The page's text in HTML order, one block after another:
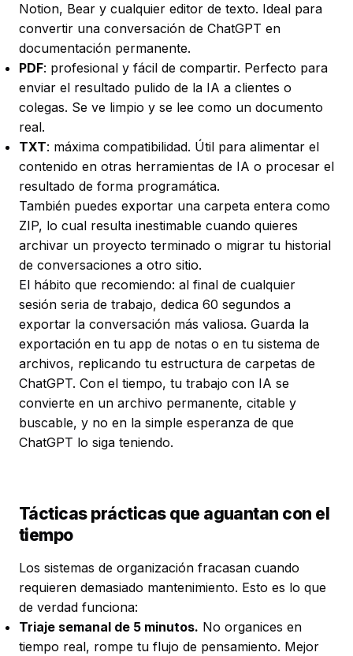
Notion, Bear y cualquier editor de texto. Ideal para
convertir una conversación de ChatGPT en
documentación permanente.
PDF: profesional y fácil de compartir. Perfecto para
enviar el resultado pulido de la IA a clientes o
colegas. Se ve limpio y se lee como un documento
real.
TXT: máxima compatibilidad. Útil para alimentar el
contenido en otras herramientas de IA o procesar el
resultado de forma programática.
También puedes exportar una carpeta entera como
ZIP, lo cual resulta inestimable cuando quieres
archivar un proyecto terminado o migrar tu historial
de conversaciones a otro sitio.
El hábito que recomiendo: al final de cualquier
sesión seria de trabajo, dedica 60 segundos a
exportar la conversación más valiosa. Guarda la
exportación en tu app de notas o en tu sistema de
archivos, replicando tu estructura de carpetas de
ChatGPT. Con el tiempo, tu trabajo con IA se
convierte en un archivo permanente, citable y
buscable, y no en la simple esperanza de que
ChatGPT lo siga teniendo.
Tácticas prácticas que aguantan con el
tiempo
Los sistemas de organización fracasan cuando
requieren demasiado mantenimiento. Esto es lo que
de verdad funciona:
Triaje semanal de 5 minutos. No organices en
tiempo real, rompe tu flujo de pensamiento. Mejor